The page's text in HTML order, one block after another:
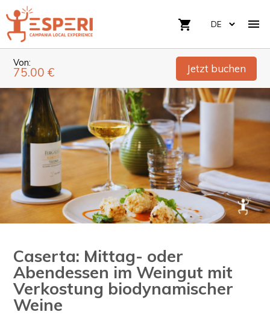

shopping_cart
Von:
75.00 € Jetzt buchen
Caserta: Mittag- oder
Abendessen im Weingut mit
Verkostung biodynamischer
Weine